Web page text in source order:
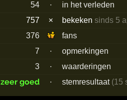
54
·
in het verleden
757
× bekekensinds 5
376
fans
7
·
opmerkingen
3
· waarderingen
zeer goed · stemresultaat (15